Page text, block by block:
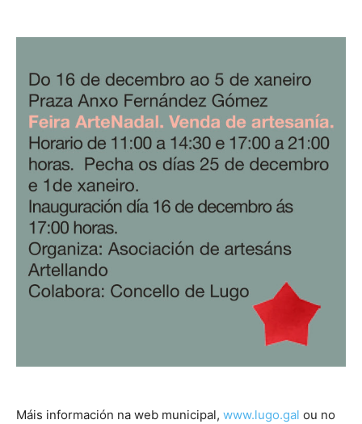
Máis información na web municipal, www.lugo.gal ou no